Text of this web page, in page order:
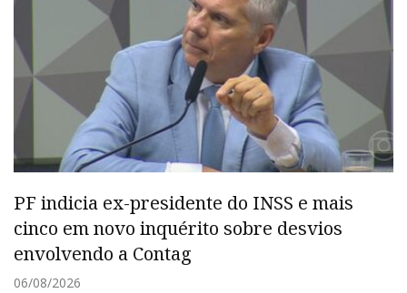
PF indicia ex-presidente do INSS e mais
cinco em novo inquérito sobre desvios
envolvendo a Contag
06/08/2026